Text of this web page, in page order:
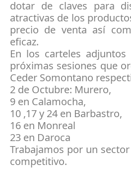
dotar de claves para
atractivas de los
precio de venta así
eficaz.
En los carteles
próximas sesiones que
Ceder Somontano
2 de Octubre: Murero,
9 en Calamocha,
10 ,17 y 24 en Barbastro,
16 en Monreal
23 en Daroca
Trabajamos por un
competitivo.